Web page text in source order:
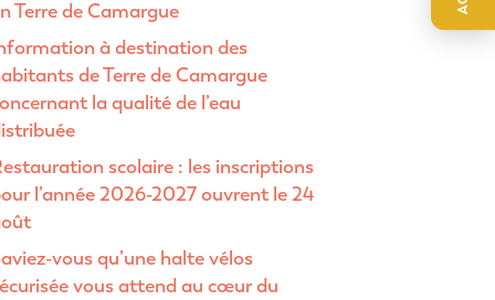
entrer pour aller à la page désirée. Utilisateurs
Terre de Camargue
à destination des
de Terre de Camargue
la qualité de l’eau
scolaire : les inscriptions
l’année 2026-2027 ouvrent le 24
vous qu’une halte vélos
vous attend au cœur du